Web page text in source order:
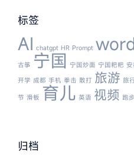
标签
AI chatgpt HR Prompt
古筝 宁国 宁国炒面 宁国粑粑 安
开学 成都 手机 拳击 散打 旅游 旅
节 滑板 育儿 英语 视频 跑步
归档